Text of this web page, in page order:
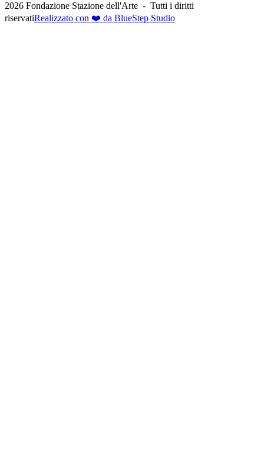
2026 Fondazione Stazione dell'Arte - Tutti i diritti
riservatiRealizzato con ❤️ da BlueStep Studio